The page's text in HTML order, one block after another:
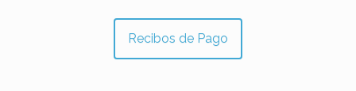
Recibos de Pago